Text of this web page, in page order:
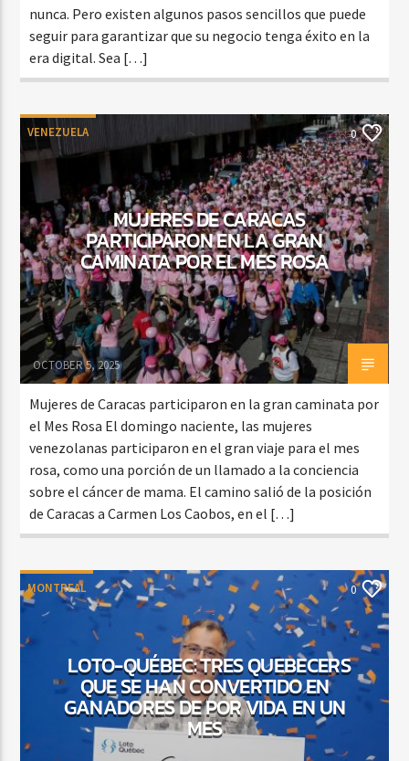
nunca. Pero existen algunos pasos sencillos que puede
seguir para garantizar que su negocio tenga éxito en la
era digital. Sea […]
VENEZUELA 0
MUJERES DE CARACAS
PARTICIPARON EN LA GRAN
CAMINATA POR EL MES ROSA
OCTOBER 5, 2025
Mujeres de Caracas participaron en la gran caminata por
el Mes Rosa El domingo naciente, las mujeres
venezolanas participaron en el gran viaje para el mes
rosa, como una porción de un llamado a la conciencia
sobre el cáncer de mama. El camino salió de la posición
de Caracas a Carmen Los Caobos, en el […]
MONTREAL 0
LOTO-QUÉBEC: TRES QUEBECERS
QUE SE HAN CONVERTIDO EN
GANADORES DE POR VIDA EN UN
MES